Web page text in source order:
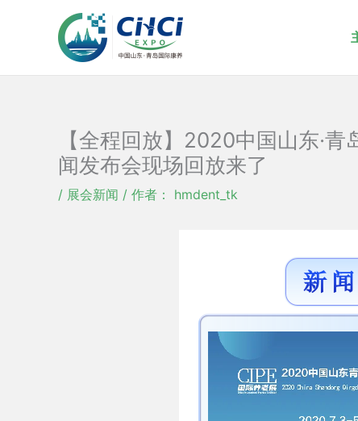
【全程回放】2020中国山东·
闻发布会现场回放来了
/ 展会新闻 / 作者：
hmdent_tk